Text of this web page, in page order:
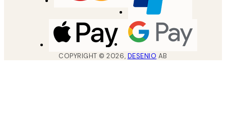
COPYRIGHT ©2026, DESENIO AB